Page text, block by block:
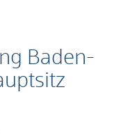
Baden-